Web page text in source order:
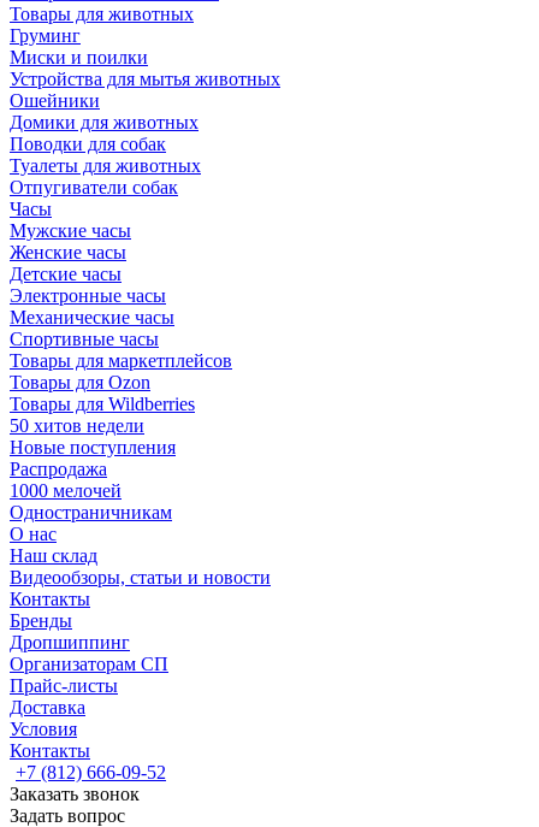
Товары для животных
Груминг
Миски и поилки
Устройства для мытья животных
Ошейники
Домики для животных
Поводки для собак
Туалеты для животных
Отпугиватели собак
Часы
Мужские часы
Женские часы
Детские часы
Электронные часы
Механические часы
Спортивные часы
Товары для маркетплейсов
Товары для Ozon
Товары для Wildberries
50 хитов недели
Новые поступления
Распродажа
1000 мелочей
Одностраничникам
О нас
Наш склад
Видеообзоры, статьи и новости
Контакты
Бренды
Дропшиппинг
Организаторам СП
Прайс-листы
Доставка
Условия
Контакты
+7 (812) 666-09-52
Заказать звонок
Задать вопрос